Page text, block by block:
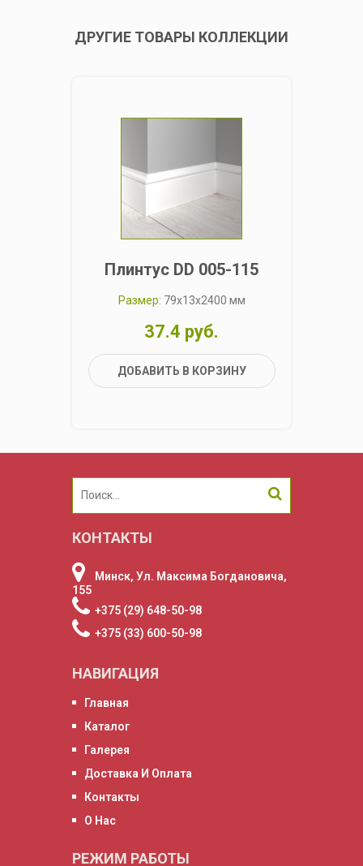
ДРУГИЕ ТОВАРЫ КОЛЛЕКЦИИ
Плинтус DD 005-115
Размер: 79x13x2400 мм
37.4 руб.
ДОБАВИТЬ В КОРЗИНУ
КОНТАКТЫ
Минск, Ул. Максима Богдановича,
155
+375 (29) 648-50-98
+375 (33) 600-50-98
НАВИГАЦИЯ
Главная
Каталог
Галерея
Доставка И Оплата
Контакты
О Нас
РЕЖИМ РАБОТЫ